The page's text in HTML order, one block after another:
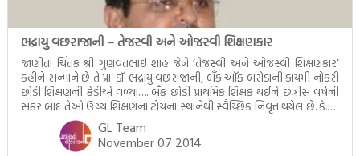
ભદ્રાયુ વછરાજાની – તેજસ્વી અને ઓજસ્વી શિક્ષણકાર
જાણીતા ચિંતક શ્રી ગુણવંતભાઈ શાહ જેને ‘તેજસ્વી અને ઓજસ્વી શિક્ષણકાર’
કહીને સન્માને છે તે પ્રા. ડૉ. ભદ્રાયુ વછરાજાની, બૅંક ઑફ બરોડાની કાયમી નોકરી
છોડી શિક્ષણની કેડીએ વળ્યા…. બૅંક છોડી પ્રાથમિક શિક્ષક થઈને છત્રીસ વર્ષની
સફર બાદ તેઓ ઉચ્ચ શિક્ષણના ટોચના સ્થાનેથી સ્વૈચ્છિક નિવૃત્ત થયેલ છે. કે.જી.
થી પી.જી. સુધીની ડૉ. ભદ્રાયુ વછરાજાનીની આ શિક્ષણ સફર […]
GL Team
November 07 2014